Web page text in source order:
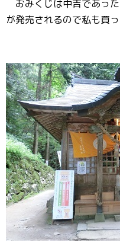
おみくじは中吉であっ
が発売されるので私も買